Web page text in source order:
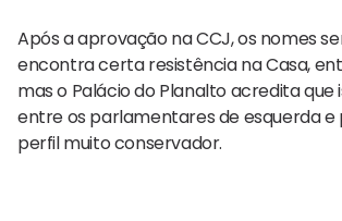
Após a aprovação na CCJ, os nomes
encontra certa resistência na Casa,
mas o Palácio do Planalto acredita
entre os parlamentares de esquerda
perfil muito conservador.